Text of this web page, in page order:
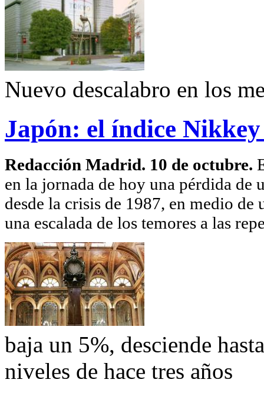
Nuevo descalabro en los
Japón: el índice
Redacción Madrid. 10 de octubre.
en la jornada de hoy una pérdida de
desde la crisis de 1987, en medio de
una escalada de los temores a las
baja un 5%, desciende
niveles de hace tres años